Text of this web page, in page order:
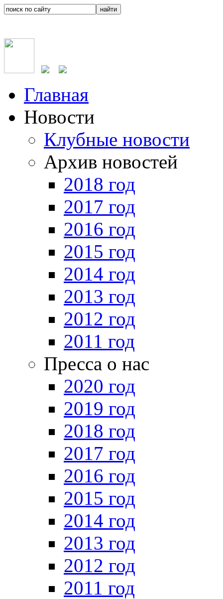
Главная
Новости
Клубные новости
Архив новостей
2018 год
2017 год
2016 год
2015 год
2014 год
2013 год
2012 год
2011 год
Пресса о нас
2020 год
2019 год
2018 год
2017 год
2016 год
2015 год
2014 год
2013 год
2012 год
2011 год